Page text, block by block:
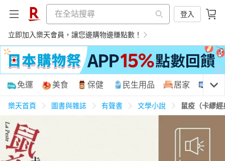
登入
立即加入樂天會員，讓您邊購物邊賺點數！
購物網分類
天天免運
免運 美食 保健 民生用品 居家 3C
樂天首頁 圖書與雜誌 有聲書 文學小說 鼠疫（卡繆